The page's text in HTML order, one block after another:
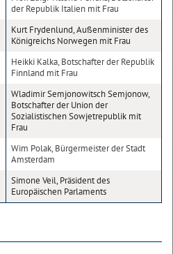
der Republik Italien mit Frau
Kurt Frydenlund, Außenminister des
Königreichs Norwegen mit Frau
Heikki Kalka, Botschafter der Republik
Finnland mit Frau
Wladimir Semjonowitsch Semjonow,
Botschafter der Union der
Sozialistischen Sowjetrepublik mit
Frau
Wim Polak, Bürgermeister der Stadt
Amsterdam
Simone Veil, Präsident des
Europäischen Parlaments